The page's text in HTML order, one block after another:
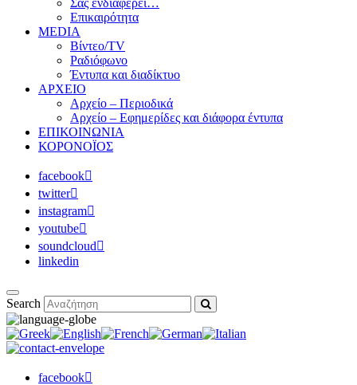
Σας ενδιαφέρει…
Επικαιρότητα
MEDIA
Βίντεο/TV
Ραδιόφωνο
Έντυπα και διαδίκτυο
ΑΡΧΕΙΟ
Αρχείο – Περιοδικά
Αρχείο – Εφημερίδες και διάφορα έντυπα
ΕΠΙΚΟΙΝΩΝΙΑ
ΚΟΡΟΝΟΪΟΣ
facebook
twitter
instagram
youtube
soundcloud
linkedin
Search
facebook